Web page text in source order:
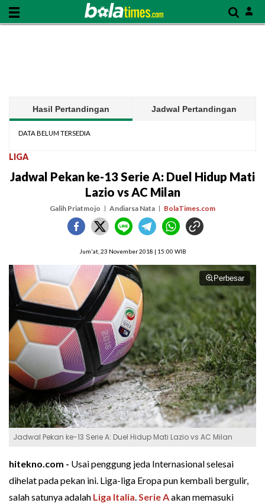
Hasil Pertandingan Jadwal Pertandingan
DATA BELUM TERSEDIA
LIGA
Jadwal Pekan ke-13 Serie A: Duel Hidup Mati
Lazio vs AC Milan
Galih Priatmojo Andiarsa Nata BolaTimes.com
Jum'at, 23 November 2018 | 15:00 WIB
Perbesar
Jadwal Pekan ke-13 Serie A: Duel Hidup Mati Lazio vs AC Milan
hitekno.com - Usai penggung jeda Internasional selesai
dihelat pada pekan ini. Liga-liga Eropa pun kembali bergulir,
salah satunya adalah Liga Italia.Serie Aakan memasuki